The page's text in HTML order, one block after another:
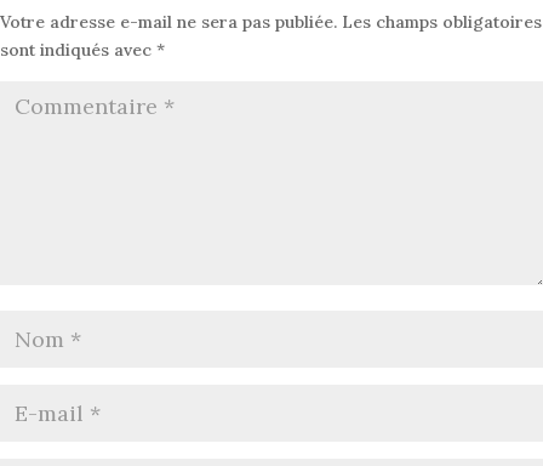
Votre adresse e-mail ne sera pas publiée. Les champs obligatoires
sont indiqués avec *